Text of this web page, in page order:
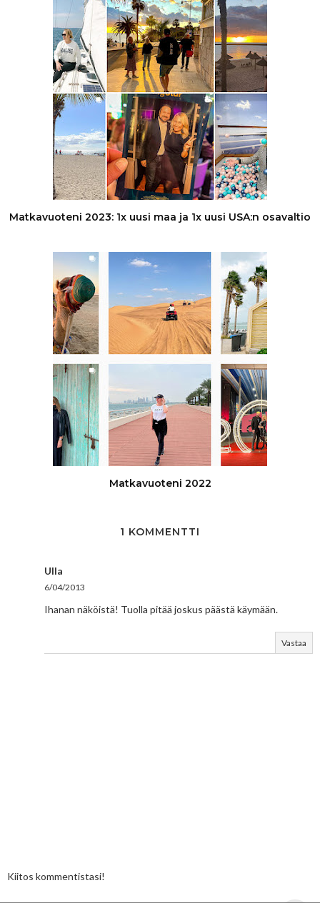
Matkavuoteni 2023: 1x uusi maa ja 1x uusi USA:n osavaltio
Matkavuoteni 2022
1 KOMMENTTI
Ulla
6/04/2013
Ihanan näköistä! Tuolla pitää joskus päästä käymään.
Vastaa
Kiitos kommentistasi!